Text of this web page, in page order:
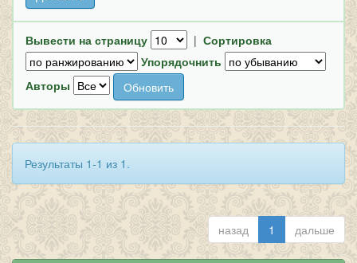
Вывести на страницу | Сортировка
Упорядочнить
Авторы
Результаты 1-1 из 1.
назад 1 дальше